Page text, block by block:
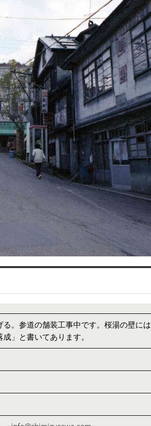
。参道の舗装工事中です。桜湯の壁には
」と書いてあります。